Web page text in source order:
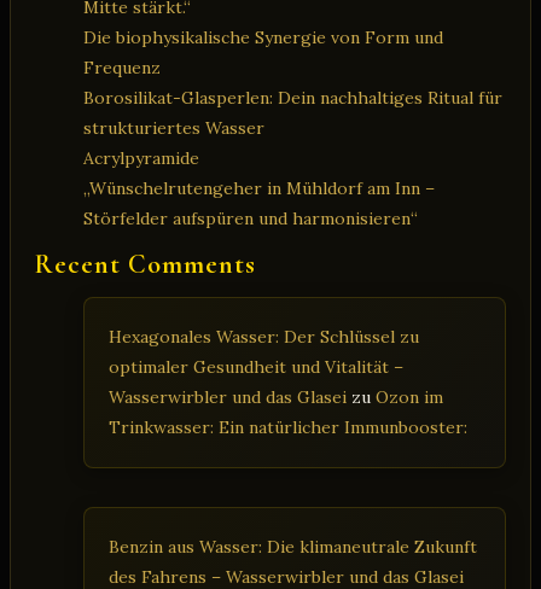
Mitte stärkt.“
Die biophysikalische Synergie von Form und
Frequenz
Borosilikat-Glasperlen: Dein nachhaltiges Ritual für
strukturiertes Wasser
Acrylpyramide
„Wünschelrutengeher in Mühldorf am Inn –
Störfelder aufspüren und harmonisieren“
Recent Comments
Hexagonales Wasser: Der Schlüssel zu
optimaler Gesundheit und Vitalität –
Wasserwirbler und das Glasei zu Ozon im
Trinkwasser: Ein natürlicher Immunbooster:
Benzin aus Wasser: Die klimaneutrale Zukunft
des Fahrens – Wasserwirbler und das Glasei